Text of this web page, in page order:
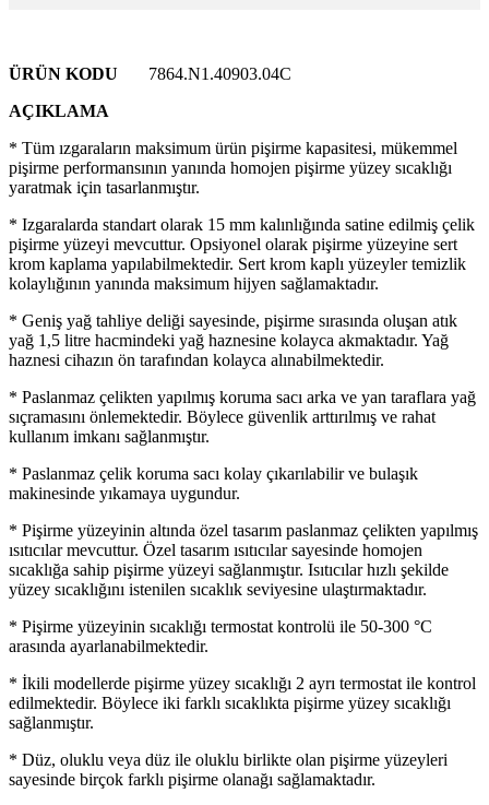
ÜRÜN KODU
7864.N1.40903.04C
AÇIKLAMA
* Tüm ızgaraların maksimum ürün pişirme kapasitesi, mükemmel
pişirme performansının yanında homojen pişirme yüzey sıcaklığı
yaratmak için tasarlanmıştır.
* Izgaralarda standart olarak 15 mm kalınlığında satine edilmiş çelik
pişirme yüzeyi mevcuttur. Opsiyonel olarak pişirme yüzeyine sert
krom kaplama yapılabilmektedir. Sert krom kaplı yüzeyler temizlik
kolaylığının yanında maksimum hijyen sağlamaktadır.
* Geniş yağ tahliye deliği sayesinde, pişirme sırasında oluşan atık
yağ 1,5 litre hacmindeki yağ haznesine kolayca akmaktadır. Yağ
haznesi cihazın ön tarafından kolayca alınabilmektedir.
* Paslanmaz çelikten yapılmış koruma sacı arka ve yan taraflara yağ
sıçramasını önlemektedir. Böylece güvenlik arttırılmış ve rahat
kullanım imkanı sağlanmıştır.
* Paslanmaz çelik koruma sacı kolay çıkarılabilir ve bulaşık
makinesinde yıkamaya uygundur.
* Pişirme yüzeyinin altında özel tasarım paslanmaz çelikten yapılmış
ısıtıcılar mevcuttur. Özel tasarım ısıtıcılar sayesinde homojen
sıcaklığa sahip pişirme yüzeyi sağlanmıştır. Isıtıcılar hızlı şekilde
yüzey sıcaklığını istenilen sıcaklık seviyesine ulaştırmaktadır.
* Pişirme yüzeyinin sıcaklığı termostat kontrolü ile 50-300 °C
arasında ayarlanabilmektedir.
* İkili modellerde pişirme yüzey sıcaklığı 2 ayrı termostat ile kontrol
edilmektedir. Böylece iki farklı sıcaklıkta pişirme yüzey sıcaklığı
sağlanmıştır.
* Düz, oluklu veya düz ile oluklu birlikte olan pişirme yüzeyleri
sayesinde birçok farklı pişirme olanağı sağlamaktadır.